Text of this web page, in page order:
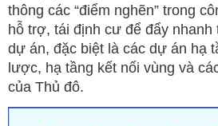
thông các “điểm nghẽn” trong
hỗ trợ, tái định cư để đẩy nhanh
dự án, đặc biệt là các dự án hạ
lược, hạ tầng kết nối vùng và
của Thủ đô.